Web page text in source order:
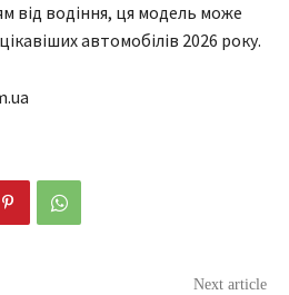
від водіння, ця модель може
автомобілів 2026 року.
Next article